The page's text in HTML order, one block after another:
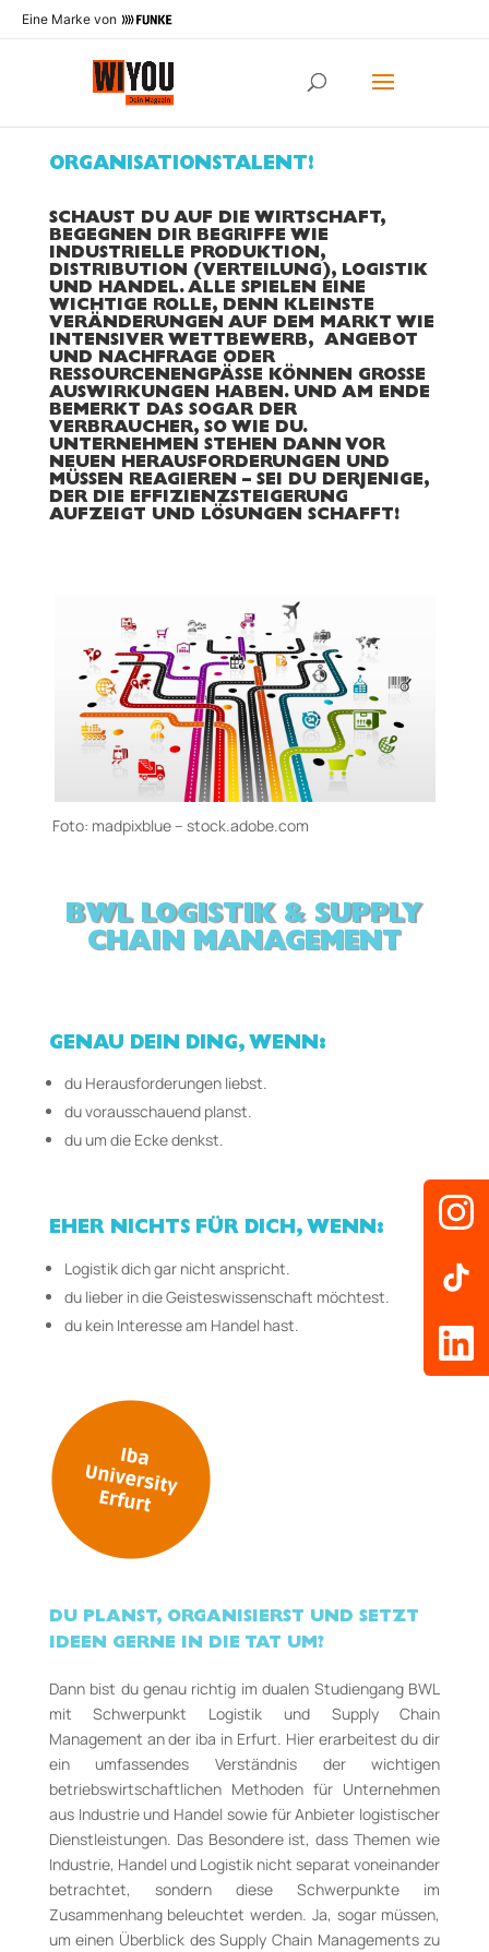
Eine Marke von
ORGANISATIONSTALENT!
SCHAUST DU AUF DIE WIRTSCHAFT,
BEGEGNEN DIR BEGRIFFE WIE
INDUSTRIELLE PRODUKTION,
DISTRIBUTION (VERTEILUNG), LOGISTIK
UND HANDEL. ALLE SPIELEN EINE
WICHTIGE ROLLE, DENN KLEINSTE
VERÄNDERUNGEN AUF DEM MARKT WIE
INTENSIVER WETTBEWERB, ANGEBOT
UND NACHFRAGE ODER
RESSOURCENENGPÄSSE KÖNNEN GROSSE
AUSWIRKUNGEN HABEN. UND AM ENDE
BEMERKT DAS SOGAR DER
VERBRAUCHER, SO WIE DU.
UNTERNEHMEN STEHEN DANN VOR
NEUEN HERAUSFORDERUNGEN UND
MÜSSEN REAGIEREN – SEI DU DERJENIGE,
DER DIE EFFIZIENZSTEIGERUNG
AUFZEIGT UND LÖSUNGEN SCHAFFT!
Foto: madpixblue – stock.adobe.com
BWL LOGISTIK & SUPPLY
CHAIN MANAGEMENT
GENAU DEIN DING, WENN:
du Herausforderungen liebst.
du vorausschauend planst.
du um die Ecke denkst.
EHER NICHTS FÜR DICH, WENN:
Logistik dich gar nicht anspricht.
du lieber in die Geisteswissenschaft möchtest.
du kein Interesse am Handel hast.
DU PLANST, ORGANISIERST UND SETZT
IDEEN GERNE IN DIE TAT UM?
Dann bist du genau richtig im dualen Studiengang BWL
mit Schwerpunkt Logistik und Supply Chain
Management an der iba in Erfurt. Hier erarbeitest du dir
ein umfassendes Verständnis der wichtigen
betriebswirtschaftlichen Methoden für Unternehmen
aus Industrie und Handel sowie für Anbieter logistischer
Dienstleistungen. Das Besondere ist, dass Themen wie
Industrie, Handel und Logistik nicht separat voneinander
betrachtet, sondern diese Schwerpunkte im
Zusammenhang beleuchtet werden. Ja, sogar müssen,
um einen Überblick des Supply Chain Managements zu